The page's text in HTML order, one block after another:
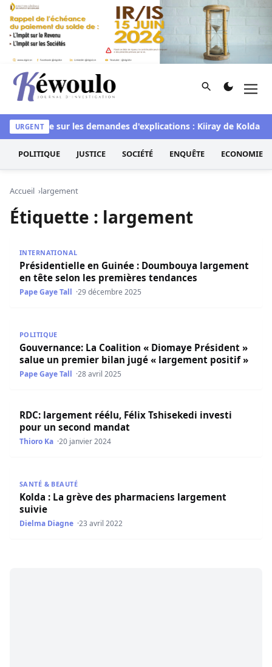
Aller au contenu
Kéwoulo, le premier site d'information et d'investigation
Rechercher
URGENT
Polémique sur les demandes d'explications : Kiiray de Kolda
POLITIQUE JUSTICE SOCIÉTÉ ENQUÊTE ECONOMIE
Accueil largement
Étiquette : largement
INTERNATIONAL
Présidentielle en Guinée : Doumbouya largement
en tête selon les premières tendances
Pape Gaye Tall 29 décembre 2025
POLITIQUE
Gouvernance: La Coalition « Diomaye Président »
salue un premier bilan jugé « largement positif »
Pape Gaye Tall 28 avril 2025
RDC: largement réélu, Félix Tshisekedi investi
pour un second mandat
Thioro Ka 20 janvier 2024
SANTÉ & BEAUTÉ
Kolda : La grève des pharmaciens largement
suivie
Dielma Diagne 23 avril 2022